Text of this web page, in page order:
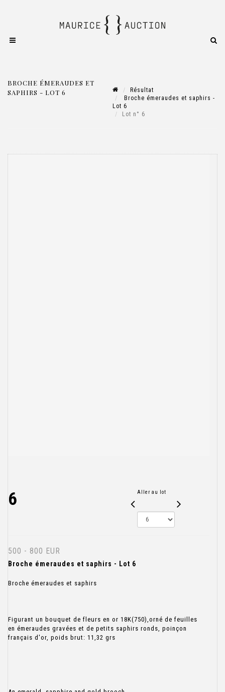
BROCHE ÉMERAUDES ET
SAPHIRS - LOT 6
Résultat
Broche émeraudes et saphirs -
Lot 6
Lot n° 6
6 Aller au lot
500 - 800 EUR
Broche émeraudes et saphirs - Lot 6
Broche émeraudes et saphirs
Figurant un bouquet de fleurs en or 18K(750),orné de feuilles
en émeraudes gravées et de petits saphirs ronds, poinçon
français d'or, poids brut: 11,32 grs